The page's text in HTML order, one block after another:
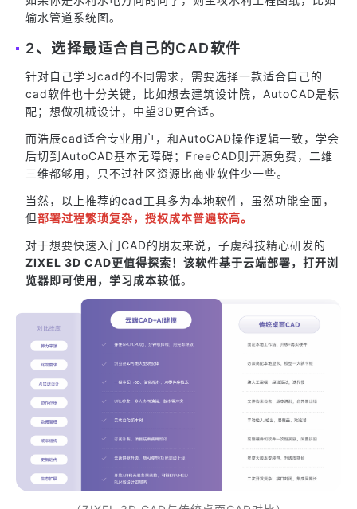
输水管道系统图。
2、选择最适合自己的CAD软件
针对自己学习cad的不同需求，需要选择一款适合自己的
cad软件也十分关键，比如想去建筑设计院，AutoCAD是标
配；想做机械设计，中望3D更合适。
而浩辰cad适合专业用户，和AutoCAD操作逻辑一致，学会
后切到AutoCAD基本无障碍；FreeCAD则开源免费，二维
三维都够用，只不过社区资源比商业软件少一些。
当然，以上推荐的cad工具多为本地软件，虽然功能全面，
但部署过程繁琐复杂，授权成本普遍较高。
对于想要快速入门CAD的朋友来说，子虔科技精心研发的
ZIXEL 3D CAD更值得探索！该软件基于云端部署，打开浏
览器即可使用，学习成本较低。